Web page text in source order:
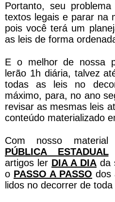
Portanto, seu
textos legais e parar na
pois você terá um
as leis de forma
E o melhor de nossa
lerão 1h diária, talvez
todas as leis no
máximo, para, no ano
revisar as mesmas leis
conteúdo materializado
Com nosso
PÚBLICA ESTADUAL
artigos ler DIA A DIA da
o PASSO A PASSO dos
lidos no decorrer de